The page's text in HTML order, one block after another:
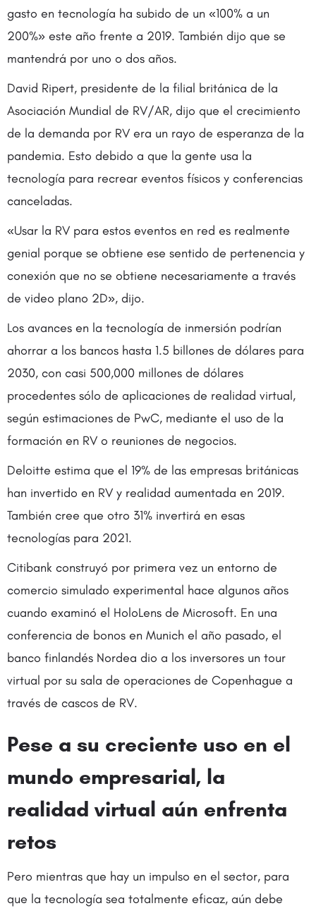
gasto en tecnología ha subido de un «100% a un
200%» este año frente a 2019. También dijo que se
mantendrá por uno o dos años.
David Ripert, presidente de la filial británica de la
Asociación Mundial de RV/AR, dijo que el crecimiento
de la demanda por RV era un rayo de esperanza de la
pandemia. Esto debido a que la gente usa la
tecnología para recrear eventos físicos y conferencias
canceladas.
«Usar la RV para estos eventos en red es realmente
genial porque se obtiene ese sentido de pertenencia y
conexión que no se obtiene necesariamente a través
de video plano 2D», dijo.
Los avances en la tecnología de inmersión podrían
ahorrar a los bancos hasta 1.5 billones de dólares para
2030, con casi 500,000 millones de dólares
procedentes sólo de aplicaciones de realidad virtual,
según estimaciones de PwC, mediante el uso de la
formación en RV o reuniones de negocios.
Deloitte estima que el 19% de las empresas británicas
han invertido en RV y realidad aumentada en 2019.
También cree que otro 31% invertirá en esas
tecnologías para 2021.
Citibank construyó por primera vez un entorno de
comercio simulado experimental hace algunos años
cuando examinó el HoloLens de Microsoft. En una
conferencia de bonos en Munich el año pasado, el
banco finlandés Nordea dio a los inversores un tour
virtual por su sala de operaciones de Copenhague a
través de cascos de RV.
Pese a su creciente uso en el
mundo empresarial, la
realidad virtual aún enfrenta
retos
Pero mientras que hay un impulso en el sector, para
que la tecnología sea totalmente eficaz, aún debe